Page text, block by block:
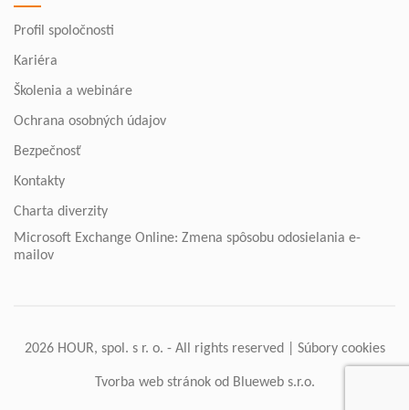
Profil spoločnosti
Kariéra
Školenia a webináre
Ochrana osobných údajov
Bezpečnosť
Kontakty
Charta diverzity
Microsoft Exchange Online: Zmena spôsobu odosielania e-
mailov
2026 HOUR, spol. s r. o. - All rights reserved | Súbory cookies
Tvorba web stránokod Blueweb s.r.o.